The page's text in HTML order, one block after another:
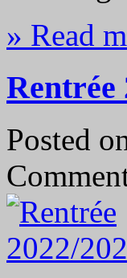
» Read
Rentrée
Posted